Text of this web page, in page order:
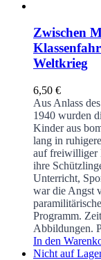
Zwischen
Weltkrieg
6,50 €
Aus Anlass
1940 wurden
Kinder aus
lang in
auf freiwilliger
ihre
Unterricht,
war die Angst
Programm.
Abbildungen.
In den
Nicht auf